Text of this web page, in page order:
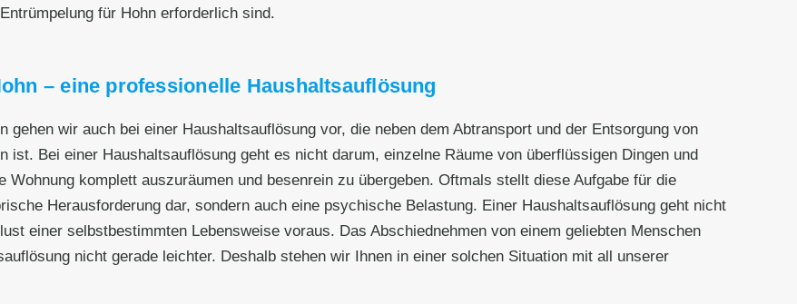
für Hohn erforderlich sind.
– eine professionelle Haushaltsauflösung
gehen wir auch bei einer Haushaltsauflösung vor, die neben dem Abtransport und der Entsorgung von
ist. Bei einer Haushaltsauflösung geht es nicht darum, einzelne Räume von überflüssigen Dingen und
komplett auszuräumen und besenrein zu übergeben. Oftmals stellt diese Aufgabe für die
Herausforderung dar, sondern auch eine psychische Belastung. Einer Haushaltsauflösung geht nicht
einer selbstbestimmten Lebensweise voraus. Das Abschiednehmen von einem geliebten Menschen
nicht gerade leichter. Deshalb stehen wir Ihnen in einer solchen Situation mit all unserer